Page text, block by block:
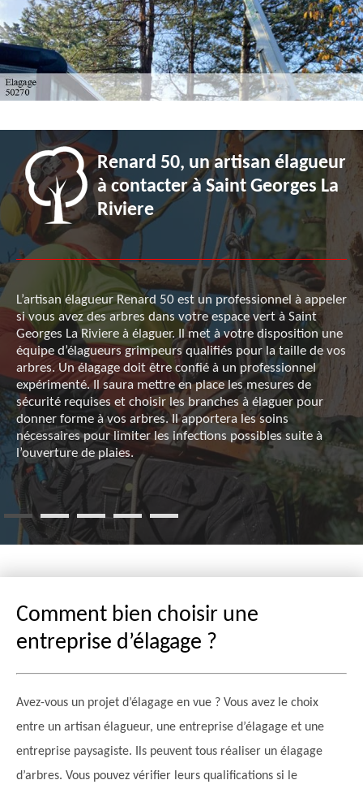
Renard 50, un artisan élagueur
à contacter à Saint Georges La
Riviere
L’artisan élagueur Renard 50 est un professionnel à appeler
si vous avez des arbres dans votre espace vert à Saint
Georges La Riviere à élaguer. Il met à votre disposition une
équipe d’élagueurs grimpeurs qualifiés pour la taille de vos
arbres. Un élagage doit être confié à un professionnel
expérimenté. Il saura mettre en place les mesures de
sécurité requises et choisir les branches à élaguer pour
donner forme à vos arbres. Il apportera les soins
nécessaires pour limiter les infections possibles suite à
l’ouverture de plaies.
Comment bien choisir une
entreprise d’élagage ?
Avez-vous un projet d’élagage en vue ? Vous avez le choix
entre un artisan élagueur, une entreprise d’élagage et une
entreprise paysagiste. Ils peuvent tous réaliser un élagage
d’arbres. Vous pouvez vérifier leurs qualifications si le